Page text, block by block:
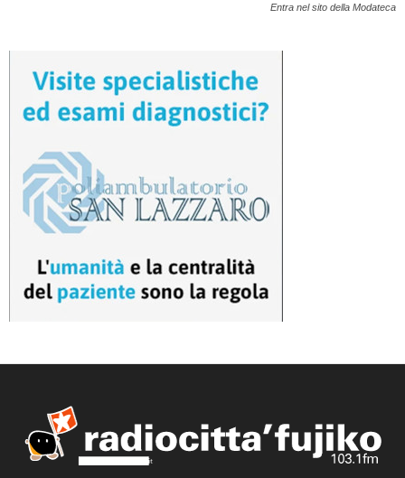
Entra nel sito della Modateca